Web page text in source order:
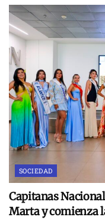
SOCIEDAD
Capitanas
Marta y comienza